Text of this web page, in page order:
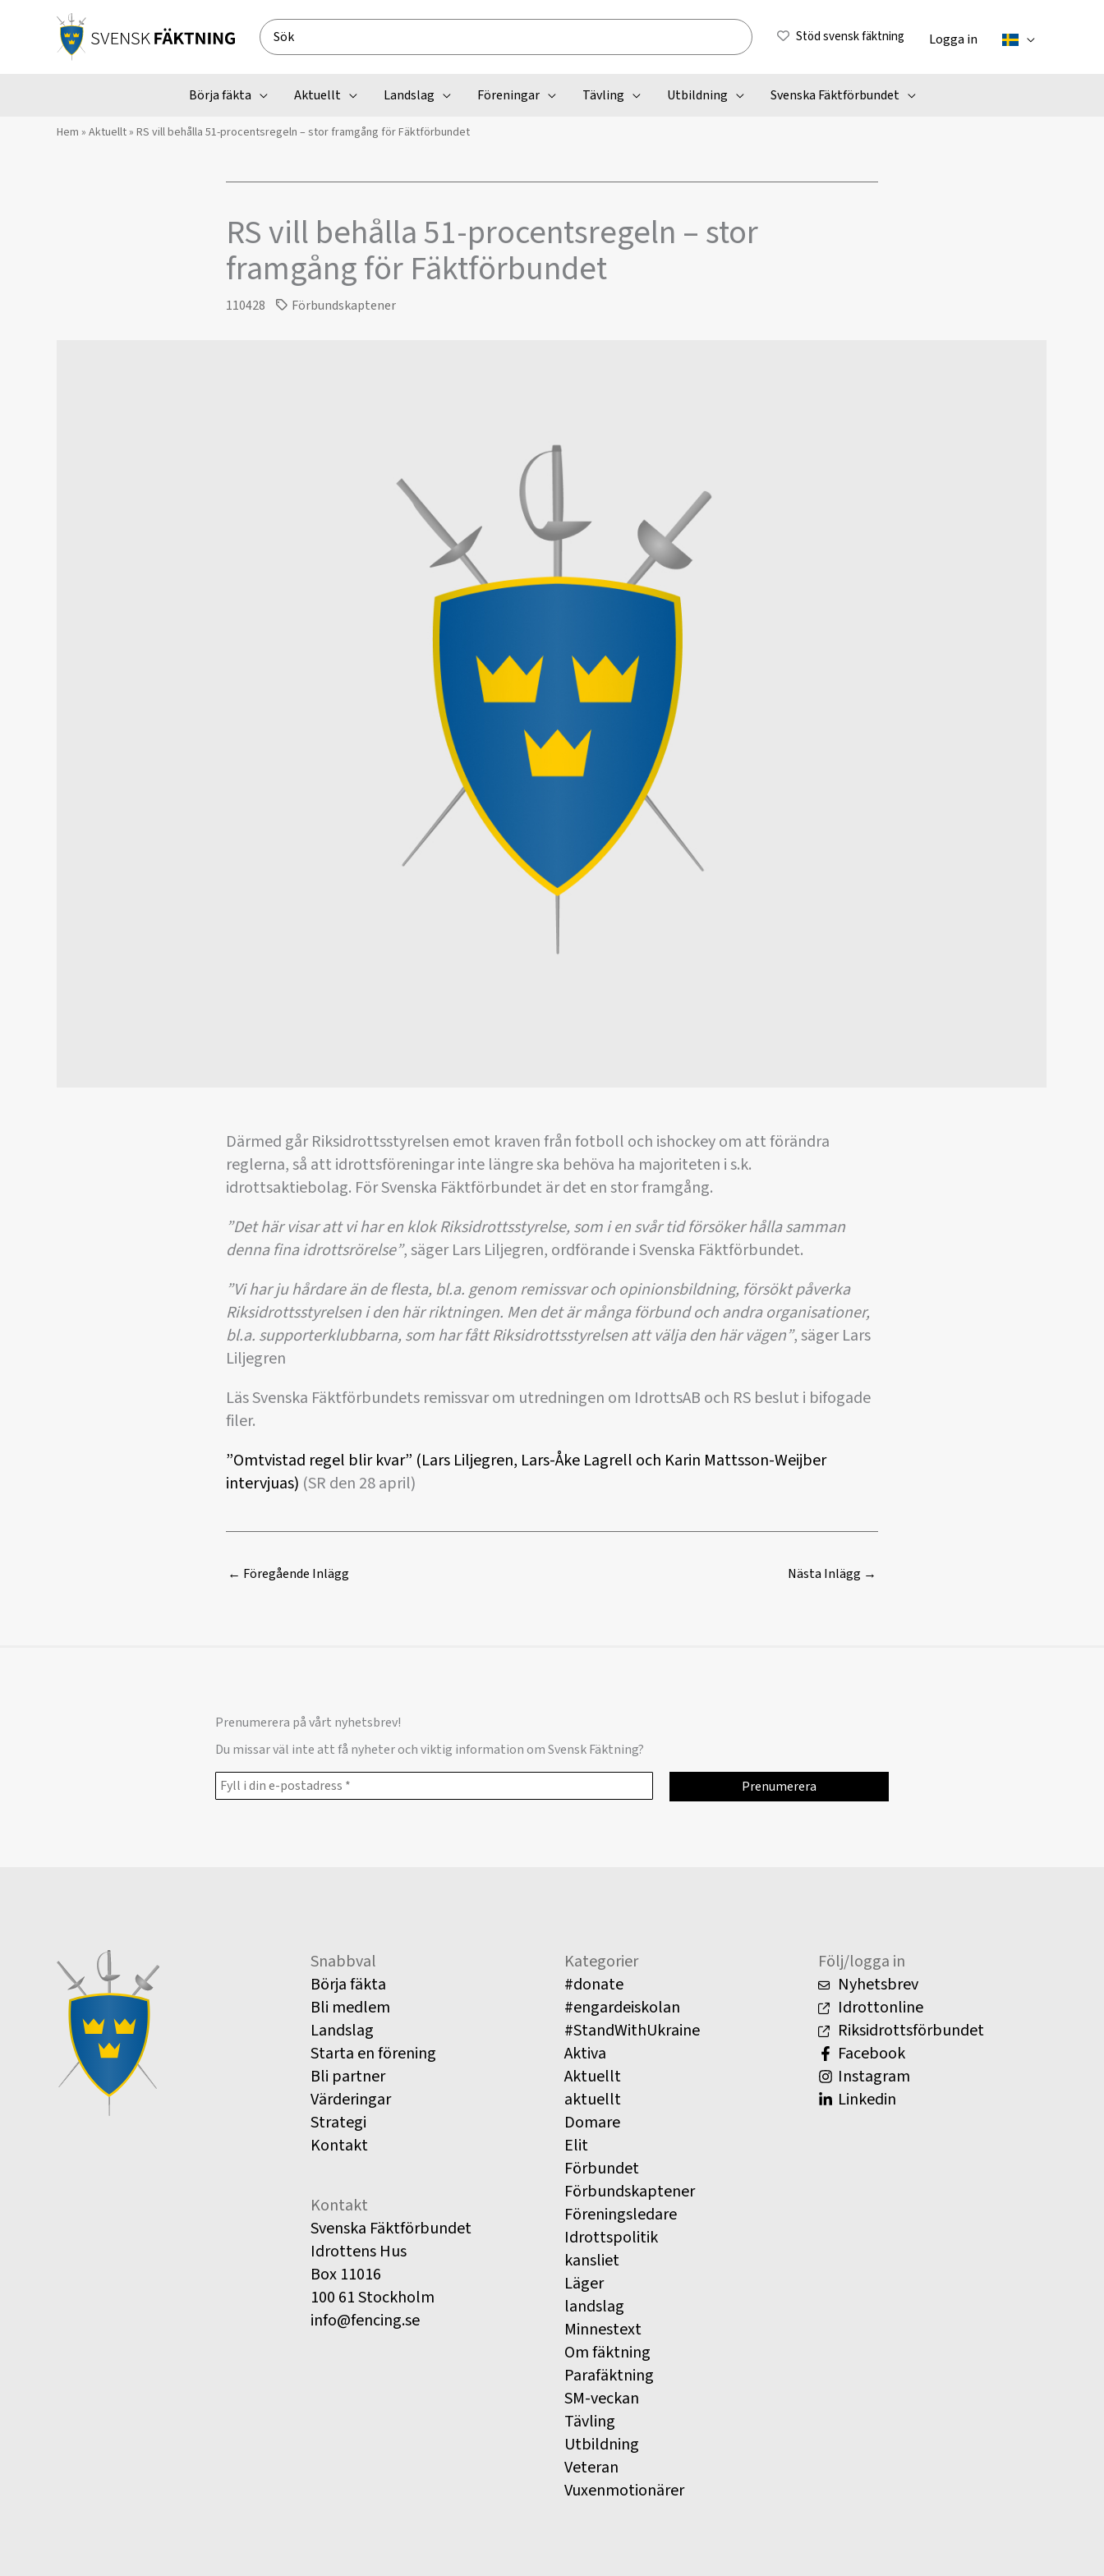
Search
for:
Stöd svensk fäktning Logga in
Börja fäkta Aktuellt Landslag Föreningar Tävling Utbildning Svenska Fäktförbundet
Hem » Aktuellt» RS vill behålla 51-procentsregeln – stor framgång för Fäktförbundet
RS vill behålla 51-procentsregeln – stor
framgång för Fäktförbundet
110428 Förbundskaptener
Därmed går Riksidrottsstyrelsen emot kraven från fotboll och ishockey om att förändra
reglerna, så att idrottsföreningar inte längre ska behöva ha majoriteten i s.k.
idrottsaktiebolag. För Svenska Fäktförbundet är det en stor framgång.
”Det här visar att vi har en klok Riksidrottsstyrelse, som i en svår tid försöker hålla samman
denna fina idrottsrörelse”, säger Lars Liljegren, ordförande i Svenska Fäktförbundet.
”Vi har ju hårdare än de flesta, bl.a. genom remissvar och opinionsbildning, försökt påverka
Riksidrottsstyrelsen i den här riktningen. Men det är många förbund och andra organisationer,
bl.a. supporterklubbarna, som har fått Riksidrottsstyrelsen att välja den här vägen”, säger Lars
Liljegren
Läs Svenska Fäktförbundets remissvar om utredningen om IdrottsAB och RS beslut i bifogade
filer.
”Omtvistad regel blir kvar” (Lars Liljegren, Lars-Åke Lagrell och Karin Mattsson-Weijber
intervjuas) (SR den 28 april)
← Föregående Inlägg Nästa Inlägg →
Prenumerera på vårt nyhetsbrev!
Du missar väl inte att få nyheter och viktig information om Svensk Fäktning?
Snabbval
Börja fäkta
Bli medlem
Landslag
Starta en förening
Bli partner
Värderingar
Strategi
Kontakt
Kontakt
Svenska Fäktförbundet
Idrottens Hus
Box 11016
100 61 Stockholm
info@fencing.se
Kategorier
#donate
#engardeiskolan
#StandWithUkraine
Aktiva
Aktuellt
aktuellt
Domare
Elit
Förbundet
Förbundskaptener
Föreningsledare
Idrottspolitik
kansliet
Läger
landslag
Minnestext
Om fäktning
Parafäktning
SM-veckan
Tävling
Utbildning
Veteran
Vuxenmotionärer
Följ/logga in
Nyhetsbrev
Idrottonline
Riksidrottsförbundet
Facebook
Instagram
Linkedin